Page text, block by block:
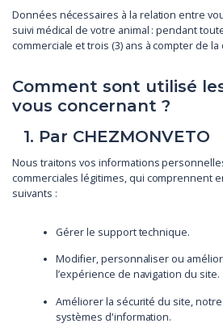
Données nécessaires à la relation entre
suivi médical de votre animal : pendant
commerciale et trois (3) ans à compter de
Comment sont utilisé
vous concernant ?
1. Par CHEZMONVETO
Nous traitons vos informations
commerciales légitimes, qui comprennent
suivants :
Gérer le support technique.
Modifier, personnaliser ou
l’expérience de navigation du site.
Améliorer la sécurité du site,
systèmes d'information.